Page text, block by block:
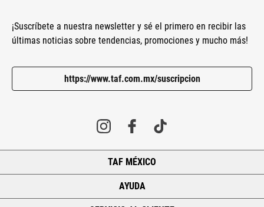
¡Suscríbete a nuestra newsletter y sé el primero en recibir las
últimas noticias sobre tendencias, promociones y mucho más!
https://www.taf.com.mx/suscripcion
TAF MÉXICO
AYUDA